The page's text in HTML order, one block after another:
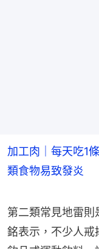
加工肉｜每天吃1
類食物易致發炎
第二類常見地雷
銘表示，不少人戒